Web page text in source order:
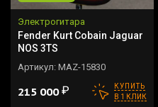
Электрогитара
Fender Kurt Cobain Jaguar
NOS 3TS
Артикул: MAZ-15830
215 000₽
КУПИТЬ
В 1 КЛИК